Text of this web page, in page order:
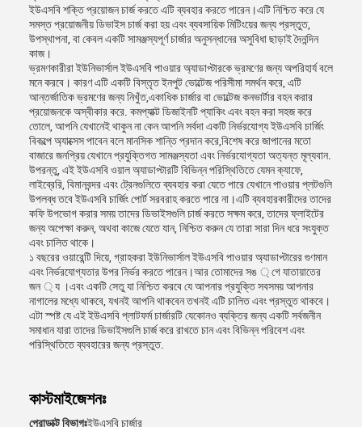
ইউএসবি শক্তি প্রয়োজন চার্জ করতে এটি ব্যবহার করতে পারেন।এটি নিশ্চিত করে যে
সমস্ত প্রয়োজনীয় ডিভাইস চার্জ করা হয় এবং ব্যবসায়িক মিটিংয়ের জন্য প্রস্তুত,
উপস্থাপনা, বা কেবল একটি সামঞ্জস্যপূর্ণ চার্জার অনুসন্ধানের অসুবিধা ছাড়াই দৈনন্দিন
কাজ।
ভ্রমণকারীরা ইউনিভার্সাল ইউএসবি পাওয়ার অ্যাডাপ্টারকে ভ্রমণের জন্য অপরিহার্য বলে
মনে করবে। কারণ এটি একটি বিস্তৃত ইনপুট ভোল্টেজ পরিসীমা সমর্থন করে, এটি
আন্তর্জাতিক ভ্রমণের জন্য নিখুঁত,একাধিক চার্জার বা ভোল্টেজ কনভার্টার বহন করার
প্রয়োজনকে অস্বীকার করে. কমপ্যাক্ট ডিজাইনটি প্যাকিং এবং বহন করা সহজ করে
তোলে, আপনি যেখানেই থাকুন না কেন আপনি সর্বদা একটি নির্ভরযোগ্য ইউএসবি চার্জিং
বিকল্পে অ্যাক্সেস পাবেন বলে মানসিক শান্তি প্রদান করে,বিশেষ করে জাপানের মতো
বাজারে জনপ্রিয় যেখানে প্রযুক্তিগত সামঞ্জস্যতা এবং নির্ভরযোগ্যতা অত্যন্ত মূল্যবান.
উপরন্তু, এই ইউএসবি ওয়াল অ্যাডাপ্টারটি বিভিন্ন পরিস্থিতিতে যেমন ক্যাফে,
লাইব্রেরি, বিমানবন্দর এবং ট্রেনগুলিতে ব্যবহার করা যেতে পারে যেখানে পাওয়ার প্লটগুলি
উপলব্ধ তবে ইউএসবি চার্জিং পোর্ট সরবরাহ করতে পারে না।এটি ব্যবহারকারীদের তাদের
কফি উপভোগ করার সময় তাদের ডিভাইসগুলি চার্জ করতে সক্ষম করে, তাদের ফ্লাইটের
জন্য অপেক্ষা করুন, অথবা কাজে যেতে যান, নিশ্চিত করুন যে তারা সারা দিন ধরে সংযুক্ত
এবং চালিত থাকে।
১ বছরের ওয়ারেন্টি দিয়ে, গ্রাহকরা ইউনিভার্সাল ইউএসবি পাওয়ার অ্যাডাপ্টারের গুণমান
এবং নির্ভরযোগ্যতার উপর নির্ভর করতে পারেন।আর তোমাদের সঙ ্ গে যাতায়াতের
জন ্ য ।এবং একটি সেতু যা নিশ্চিত করবে যে আপনার প্রযুক্তি সবসময় আপনার
নাগালের মধ্যে থাকবে, যখনই আপনি থাকবেন তখনই এটি চালিত এবং প্রস্তুত থাকবে।
এটা স্পষ্ট যে এই ইউএসবি প্লাটফর্ম চার্জারটি যেকোনও ব্যক্তির জন্য একটি সর্বজনীন
সমাধান যারা তাদের ডিভাইসগুলি চার্জ করে রাখতে চান এবং বিভিন্ন পরিবেশ এবং
পরিস্থিতিতে ব্যবহারের জন্য প্রস্তুত.
কাস্টমাইজেশনঃ
প্রোডাক্ট বিভাগঃইউএসবি চার্জার